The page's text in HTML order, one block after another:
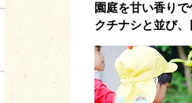
園庭を甘い香り
クチナシと並び